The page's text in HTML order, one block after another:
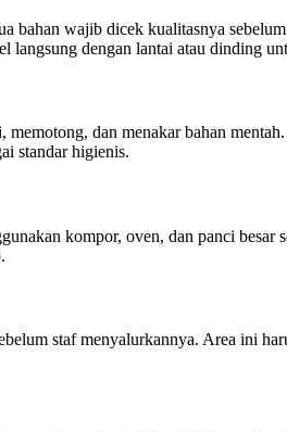
bahan wajib dicek kualitasnya
langsung dengan lantai atau dinding
dan menakar bahan
standar higienis.
kompor, oven, dan panci
staf menyalurkannya. Area ini